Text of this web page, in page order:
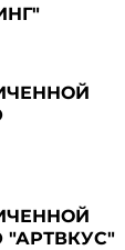
"АРТВКУС"